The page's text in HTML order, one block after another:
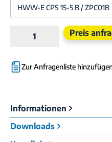
Produkt Anzahl:
Preis
Zur Anfragenliste
Informationen
Downloads